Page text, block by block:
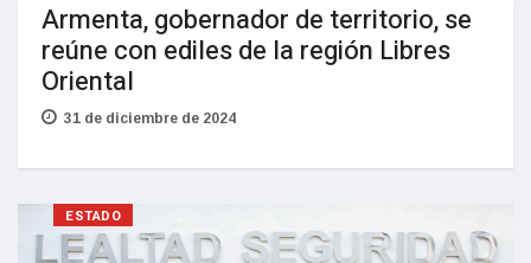
Armenta, gobernador de territorio, se
reúne con ediles de la región Libres
Oriental
31 de diciembre de 2024
ESTADO